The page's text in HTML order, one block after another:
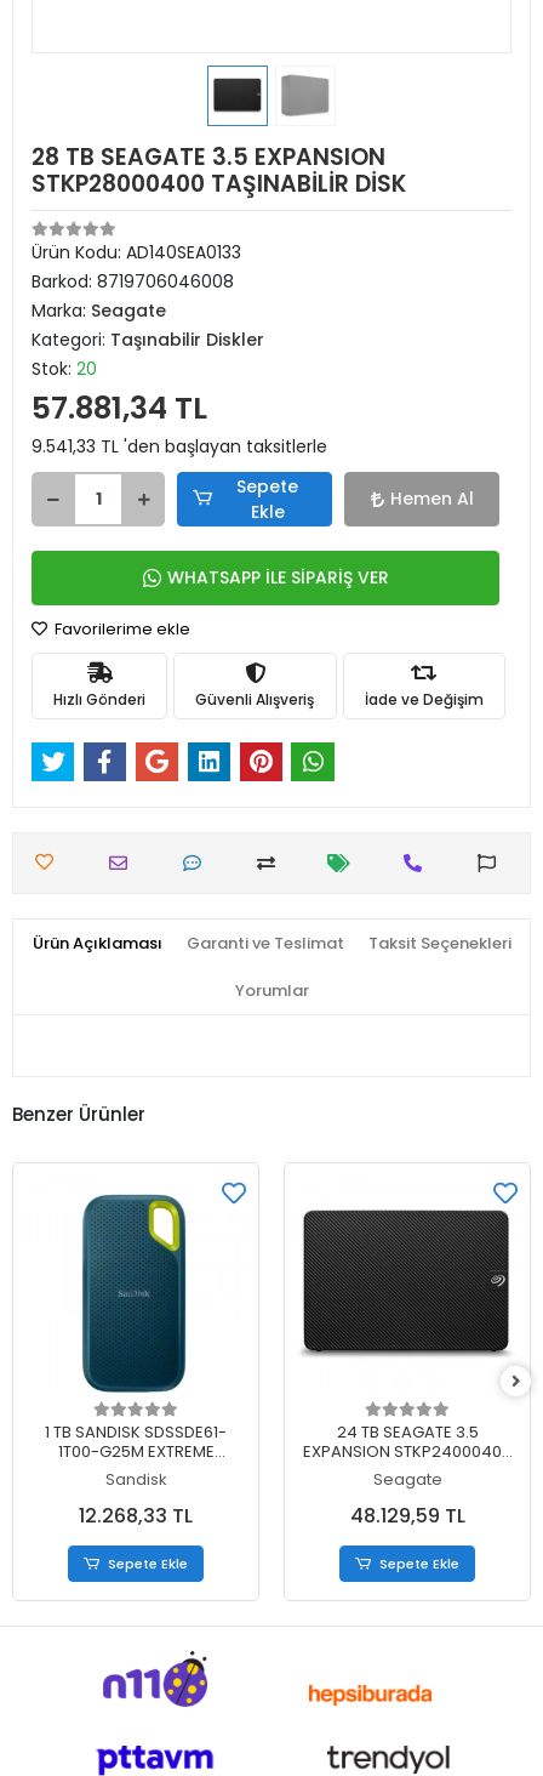
28 TB SEAGATE 3.5 EXPANSION
STKP28000400 TAŞINABİLİR DİSK
Ürün Kodu: AD140SEA0133
Barkod: 8719706046008
Marka: Seagate
Kategori: Taşınabilir Diskler
Stok: 20
57.881,34 TL
9.541,33 TL 'den başlayan taksitlerle
Sepete
Ekle
Hemen Al
WHATSAPP İLE SİPARİŞ VER
Favorilerime ekle
Hızlı Gönderi Güvenli Alışveriş İade ve Değişim
Ürün Açıklaması Garanti ve Teslimat Taksit Seçenekleri
Yorumlar
Benzer Ürünler
Sepete Ekle
1 TB SANDISK SDSSDE61-
1T00-G25M EXTREME
TASINABILIR SSD
Sandisk
12.268,33 TL
Sepete Ekle
Sepete Ekle
24 TB SEAGATE 3.5
EXPANSION STKP24000400
TAŞINABİLİR DİSK
Seagate
48.129,59 TL
Sepete Ekle